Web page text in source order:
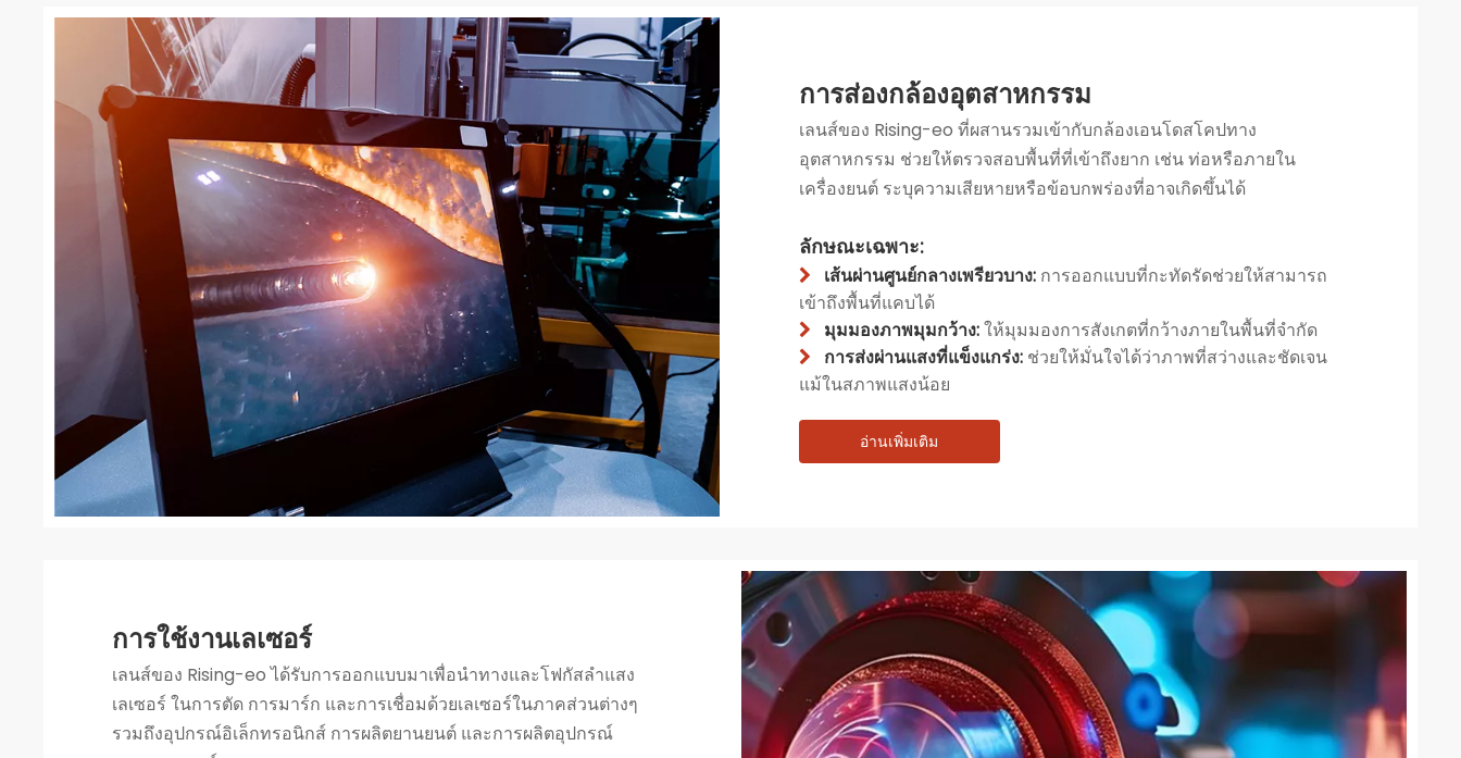
การส่องกล้องอุตสาหกรรม
เลนส์ของ Rising-eo ที่ผสานรวมเข้ากับกล้องเอนโดสโคปทาง
อุตสาหกรรม ช่วยให้ตรวจสอบพื้นที่ที่เข้าถึงยาก เช่น ท่อหรือภายใน
เครื่องยนต์ ระบุความเสียหายหรือข้อบกพร่องที่อาจเกิดขึ้นได้
ลักษณะเฉพาะ:
 เส้นผ่านศูนย์กลางเพรียวบาง: การออกแบบที่กะทัดรัดช่วยให้สามารถ
เข้าถึงพื้นที่แคบได้
 มุมมองภาพมุมกว้าง:ให้มุมมองการสังเกตที่กว้างภายในพื้นที่จำกัด
 การส่งผ่านแสงที่แข็งแกร่ง: ช่วยให้มั่นใจได้ว่าภาพที่สว่างและชัดเจน
แม้ในสภาพแสงน้อย
อ่านเพิ่มเติม
การใช้งานเลเซอร์
เลนส์ของ Rising-eo ได้รับการออกแบบมาเพื่อนำทางและโฟกัสลำแสง
เลเซอร์ ในการตัด การมาร์ก และการเชื่อมด้วยเลเซอร์ในภาคส่วนต่างๆ
รวมถึงอุปกรณ์อิเล็กทรอนิกส์ การผลิตยานยนต์ และการผลิตอุปกรณ์